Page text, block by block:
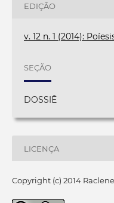
EDIÇÃO
v. 12 n. 1 (2014):
SEÇÃO
DOSSIÊ
LICENÇA
Copyright (c) 2014